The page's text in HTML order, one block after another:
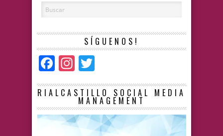
SÍGUENOS!
Facebook
Instagram
RIALCASTILLO SOCIAL MEDIA
MANAGEMENT